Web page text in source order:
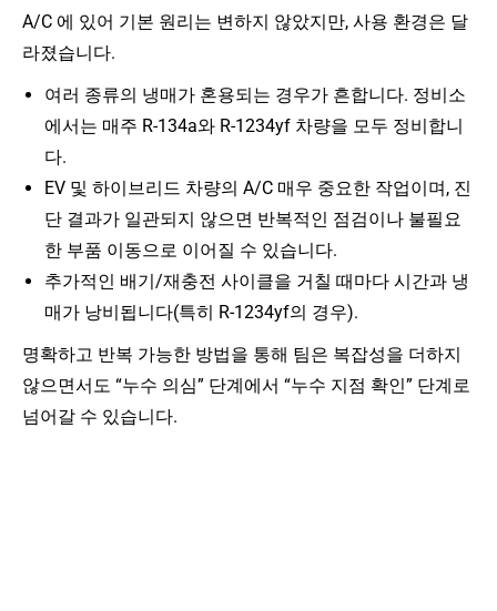
A/C 에 있어 기본 원리는 변하지 않았지만, 사용 환경은 달
라졌습니다.
여러 종류의 냉매가 혼용되는 경우가 흔합니다. 정비소
에서는 매주 R-134a와 R-1234yf 차량을 모두 정비합니
다.
EV 및 하이브리드 차량의 A/C 매우 중요한 작업이며, 진
단 결과가 일관되지 않으면 반복적인 점검이나 불필요
한 부품 이동으로 이어질 수 있습니다.
추가적인 배기/재충전 사이클을 거칠 때마다 시간과 냉
매가 낭비됩니다(특히 R-1234yf의 경우).
명확하고 반복 가능한 방법을 통해 팀은 복잡성을 더하지
않으면서도 “누수 의심” 단계에서 “누수 지점 확인” 단계로
넘어갈 수 있습니다.